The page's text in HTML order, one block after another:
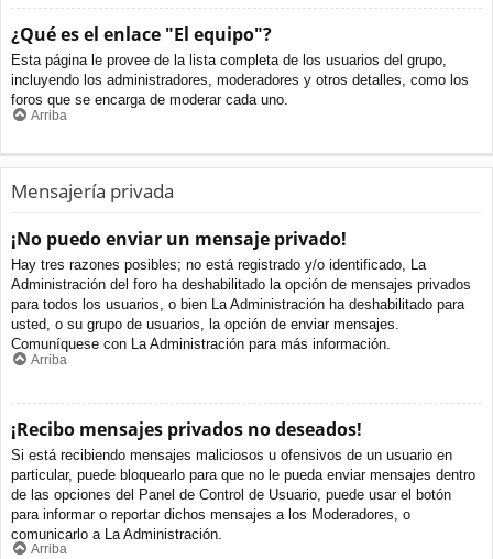
¿Qué es el enlace "El equipo"?
Esta página le provee de la lista completa de los usuarios del grupo,
incluyendo los administradores, moderadores y otros detalles, como los
foros que se encarga de moderar cada uno.
Arriba
Mensajería privada
¡No puedo enviar un mensaje privado!
Hay tres razones posibles; no está registrado y/o identificado, La
Administración del foro ha deshabilitado la opción de mensajes privados
para todos los usuarios, o bien La Administración ha deshabilitado para
usted, o su grupo de usuarios, la opción de enviar mensajes.
Comuníquese con La Administración para más información.
Arriba
¡Recibo mensajes privados no deseados!
Si está recibiendo mensajes maliciosos u ofensivos de un usuario en
particular, puede bloquearlo para que no le pueda enviar mensajes dentro
de las opciones del Panel de Control de Usuario, puede usar el botón
para informar o reportar dichos mensajes a los Moderadores, o
comunicarlo a La Administración.
Arriba